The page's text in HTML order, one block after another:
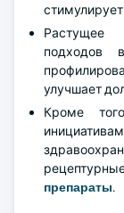
Растущее
подходов
улучшает
Кроме
препараты.